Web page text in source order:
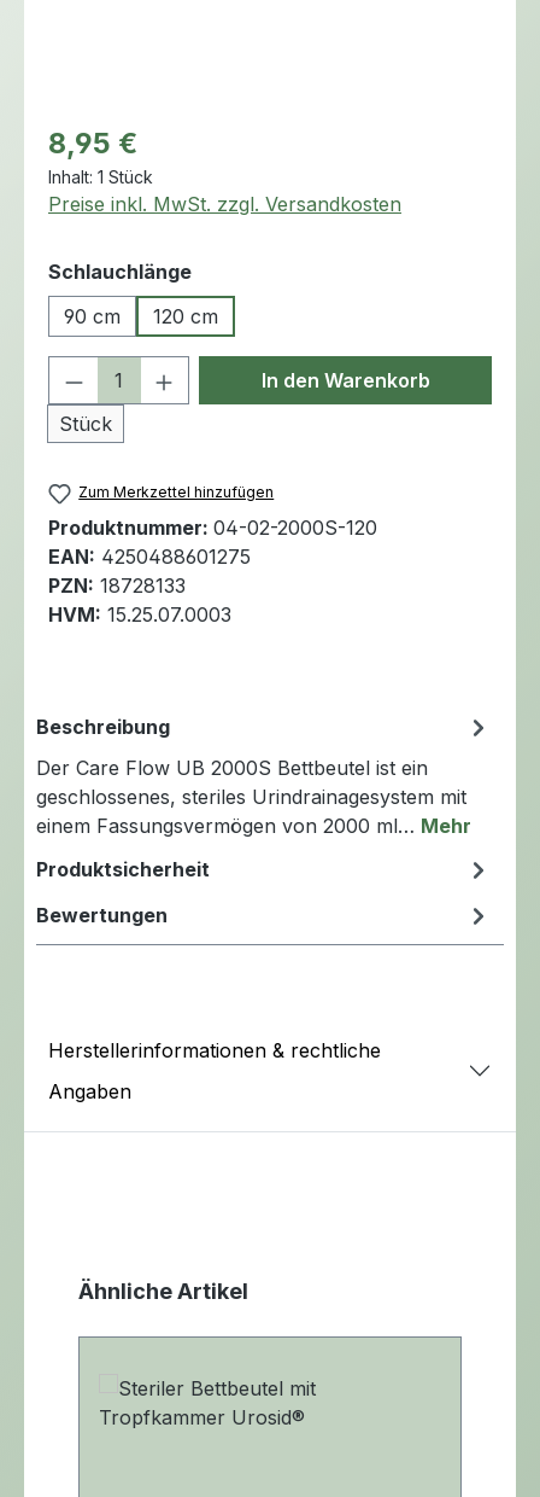
Regulärer Preis:
8,95 €
Inhalt: 1 Stück
Preise inkl. MwSt. zzgl. Versandkosten
Schlauchlängeauswählen
90 cm
120 cm
Produkt Anzahl: Gib den
Stück
In den Warenkorb
Zum Merkzettel hinzufügen
Produktnummer: 04-02-2000S-120
EAN: 4250488601275
PZN: 18728133
HVM: 15.25.07.0003
Beschreibung
Der Care Flow UB 2000S Bettbeutel ist ein
geschlossenes, steriles Urindrainagesystem mit
einem Fassungsvermögen von 2000 ml… Mehr
Produktsicherheit
Bewertungen
Herstellerinformationen & rechtliche
Angaben
Produktgalerie überspringen
Ähnliche Artikel